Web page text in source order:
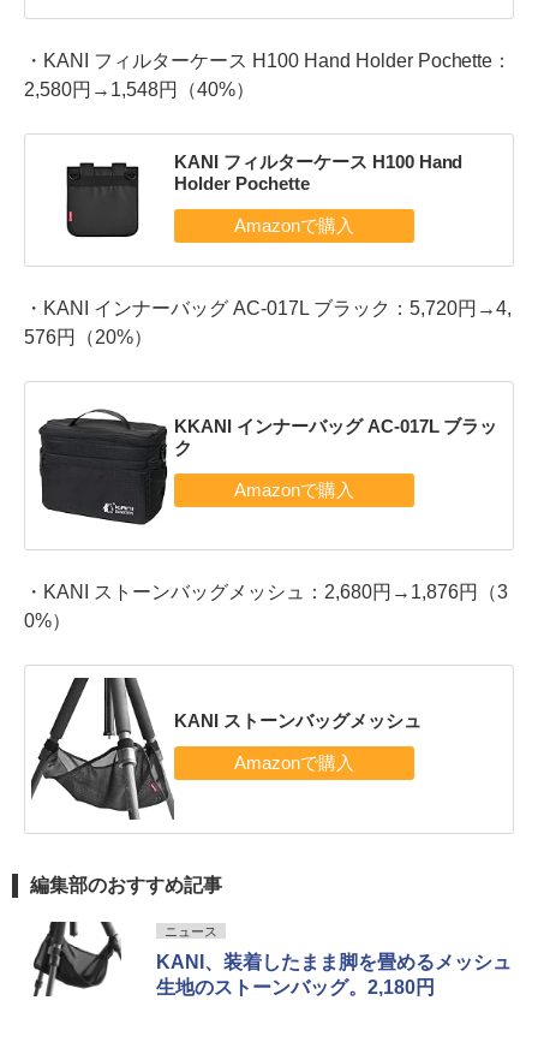
・KANI フィルターケース H100 Hand Holder Pochette：
2,580円→1,548円（40%）
KANI フィルターケース H100 Hand
Holder Pochette
・KANI インナーバッグ AC-017L ブラック：5,720円→4,
576円（20%）
KKANI インナーバッグ AC-017L ブラッ
ク
・KANI ストーンバッグメッシュ：2,680円→1,876円（3
0%）
KANI ストーンバッグメッシュ
編集部のおすすめ記事
ニュース
KANI、装着したまま脚を畳めるメッシュ
生地のストーンバッグ。2,180円